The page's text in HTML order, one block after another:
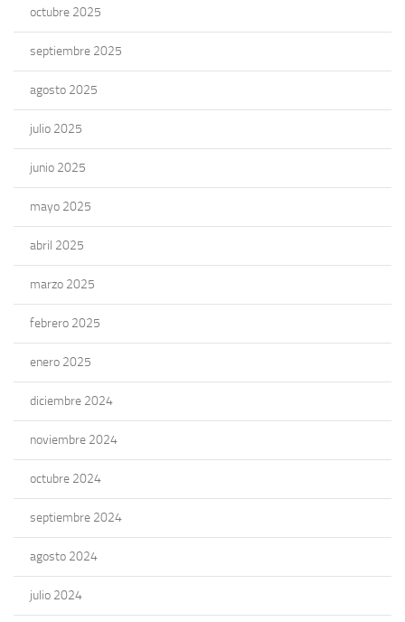
octubre 2025
septiembre 2025
agosto 2025
julio 2025
junio 2025
mayo 2025
abril 2025
marzo 2025
febrero 2025
enero 2025
diciembre 2024
noviembre 2024
octubre 2024
septiembre 2024
agosto 2024
julio 2024